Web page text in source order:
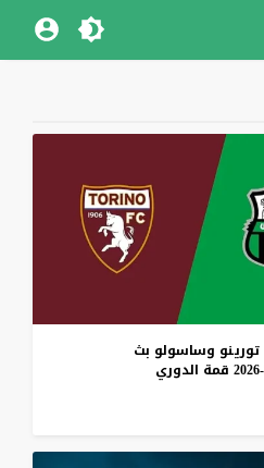
تورينو وساسولو بث
قمة الدوري